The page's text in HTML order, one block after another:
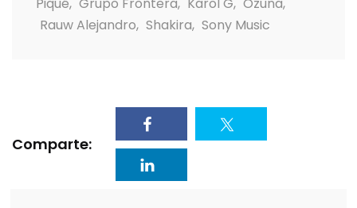
Piqué, Grupo Frontera, Karol G, Ozuna,
Rauw Alejandro, Shakira, Sony Music
Comparte: